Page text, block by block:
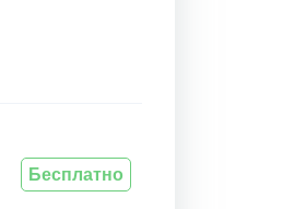
Бесплатно